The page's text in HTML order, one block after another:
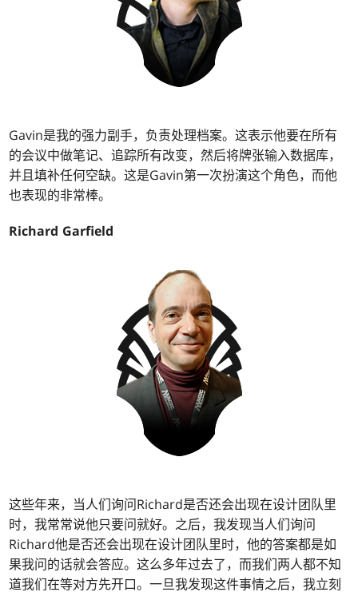
Gavin是我的强力副手，负责处理档案。这表示他要在所有
的会议中做笔记、追踪所有改变，然后将牌张输入数据库，
并且填补任何空缺。这是Gavin第一次扮演这个角色，而他
也表现的非常棒。
Richard Garfield
这些年来，当人们询问Richard是否还会出现在设计团队里
时，我常常说他只要问就好。之后，我发现当人们询问
Richard他是否还会出现在设计团队里时，他的答案都是如
果我问的话就会答应。这么多年过去了，而我们两人都不知
道我们在等对方先开口。一旦我发现这件事情之后，我立刻